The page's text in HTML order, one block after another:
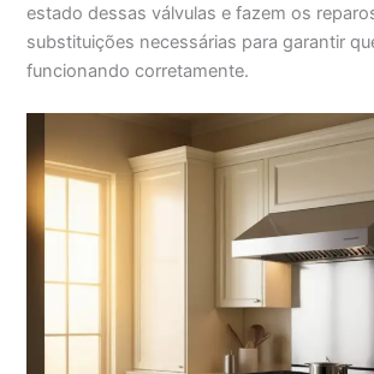
estado dessas válvulas e fazem os
substituições necessárias para garantir
funcionando corretamente.